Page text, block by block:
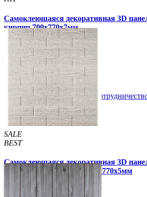
Самоклеющаяся декоративная 3D
кирпич 700x770x7мм
105 грн /шт 163 грн/шт
5 отзывов
Купить В закладки
SALE
BEST
Самоклеющаяся декоративная 3D
серый кирпич полоска 700x770x5мм
109 грн /шт 170 грн/шт